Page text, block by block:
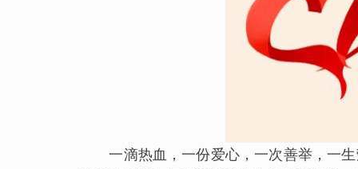
一滴热血，一份爱心，一次善举，一生